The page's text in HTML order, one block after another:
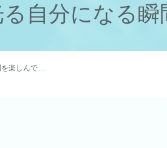
る自分になる
を楽しんで….